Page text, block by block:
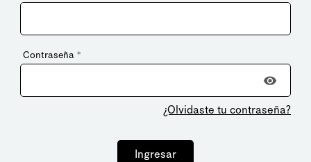
Contraseña *
¿Olvidaste tu contraseña?
Ingresar